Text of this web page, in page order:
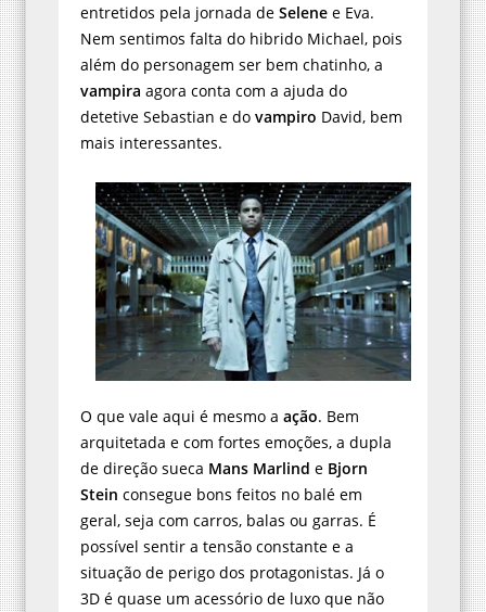
entretidos pela jornada de Selene e Eva.
Nem sentimos falta do hibrido Michael, pois
além do personagem ser bem chatinho, a
vampira agora conta com a ajuda do
detetive Sebastian e do vampiro David, bem
mais interessantes.
O que vale aqui é mesmo a ação. Bem
arquitetada e com fortes emoções, a dupla
de direção sueca Mans Marlind e Bjorn
Stein consegue bons feitos no balé em
geral, seja com carros, balas ou garras. É
possível sentir a tensão constante e a
situação de perigo dos protagonistas. Já o
3D é quase um acessório de luxo que não